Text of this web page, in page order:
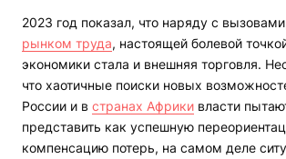
2023 год показал, что наряду с
рынком труда, настоящей болевой
экономики стала и внешняя торговля.
что хаотичные поиски новых
России и в странах Африки власти
представить как успешную
компенсацию потерь, на самом деле